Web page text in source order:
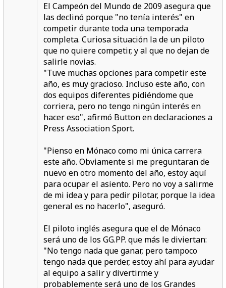
El Campeón del Mundo de 2009 asegura que
las declinó porque "no tenía interés" en
competir durante toda una temporada
completa. Curiosa situación la de un piloto
que no quiere competir, y al que no dejan de
salirle novias.
"Tuve muchas opciones para competir este
año, es muy gracioso. Incluso este año, con
dos equipos diferentes pidiéndome que
corriera, pero no tengo ningún interés en
hacer eso", afirmó Button en declaraciones a
Press Association Sport.
"Pienso en Mónaco como mi única carrera
este año. Obviamente si me preguntaran de
nuevo en otro momento del año, estoy aquí
para ocupar el asiento. Pero no voy a salirme
de mi idea y para pedir pilotar, porque la idea
general es no hacerlo", aseguró.
El piloto inglés asegura que el de Mónaco
será uno de los GG.PP. que más le diviertan:
"No tengo nada que ganar, pero tampoco
tengo nada que perder, estoy ahí para ayudar
al equipo a salir y divertirme y
probablemente será uno de los Grandes